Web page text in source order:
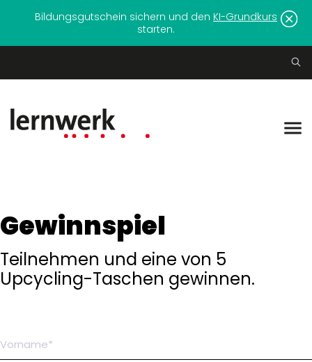
Bildungsgutschein sichern und den KI-Grundkurs
starten.
Gewinnspiel
Teilnehmen und eine von 5
Upcycling-Taschen gewinnen.